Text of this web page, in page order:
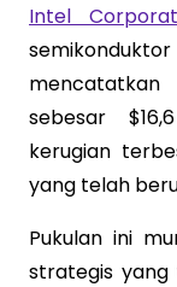
Intel
sebesar
kerugian
yang telah
Pukulan ini
strategis yang